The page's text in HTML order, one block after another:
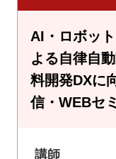
AI・ロボッ
よる自律自
料開発DXに
信・WEBセ
講師